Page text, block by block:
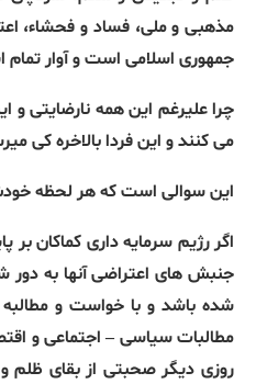
مذهبی و ملی، فساد و فحشاء،
جمهوری اسلامی است و آوار
چرا علیرغم این همه نارضایتی
می کنند و این فردا بالاخره کی
این سوالی است که هر لحظه
اگر رژیم سرمایه داری کماکان
جنبش های اعتراضی آنها به
شده باشد و با خواست و
مطالبات سیاسی – اجتماعی و
روزی دیگر صحبتی از بقای ظلم و